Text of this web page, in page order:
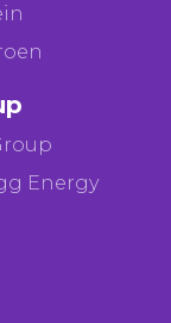
Energy